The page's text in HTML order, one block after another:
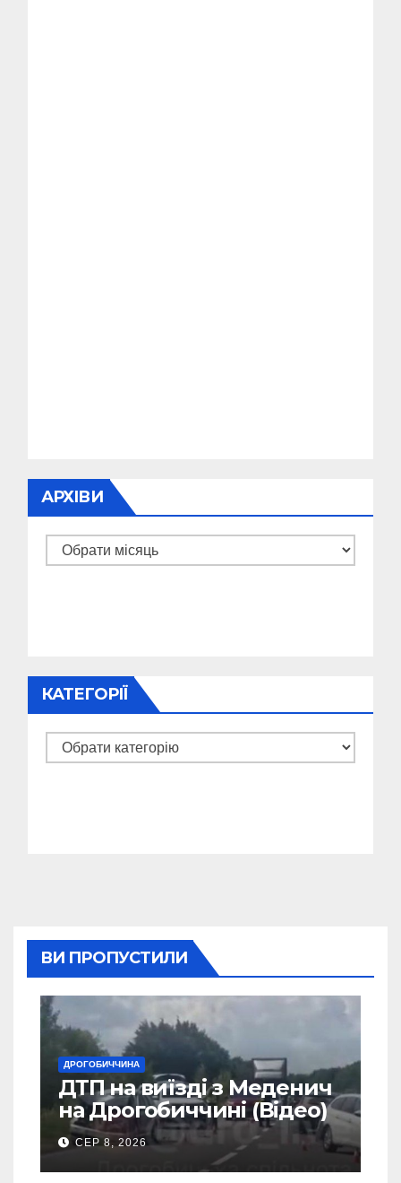
АРХІВИ
Архіви
КАТЕГОРІЇ
Категорії
ВИ ПРОПУСТИЛИ
ДРОГОБИЧЧИНА
ДТП на виїзді з Меденич
на Дрогобиччині (Відео)
СЕР 8, 2026